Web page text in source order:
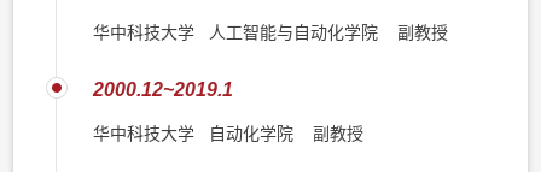
华中科技大学 人工智能与自动化学院 副教授
2000.12~2019.1
华中科技大学 自动化学院 副教授